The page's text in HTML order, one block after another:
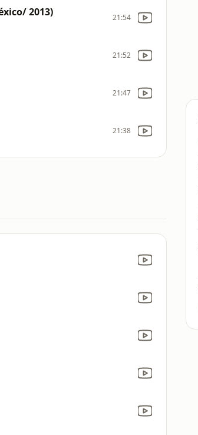
2013) 21:54
21:52
21:47
21:38